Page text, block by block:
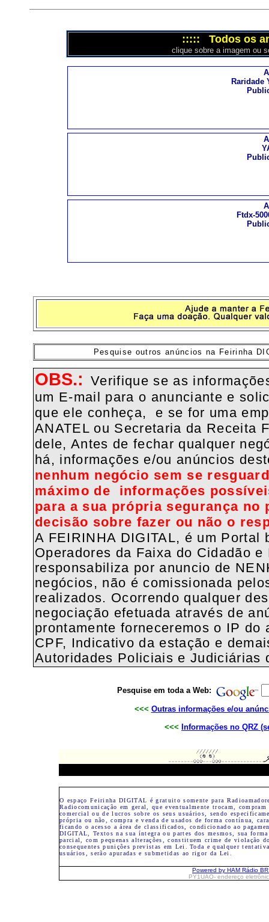
::::: Todos os
clique sobre a imagem ou
Raridade
Ftdx-
Pesquise outros anúncios na Feirinha
OBS.: Verifique se as
um E-mail para o anunciante e
que ele conheça, e se for uma
ANATEL ou Secretaria da Receita
dele, Antes de fechar qualquer
há, informações e/ou anúncios
nenhum negócio sem se
máximo de informações
para a sua própria segurança no
decisão sobre fazer ou não o
A FEIRINHA DIGITAL, é um
Operadores da Faixa do Cidadão
responsabiliza por anuncio de
negócios, não é comissionada
realizados. Ocorrendo qualquer
negociação efetuada através de
prontamente forneceremos o IP
CPF, Indicativo da estação e
Autoridades Policiais e Judiciárias
Pesquise em toda a Web:
<<< Outras informações e/ou
<<< Informações no QRZ
O espaço Feirinha DIGITAL é gratuito somente para
Radiocomunicação em geral, que eventualmente trocam,
comercial ou de lucros sobre os seus usuários, sendo
própria ou não, compra e venda de usados de forma contínua,
ficando o acesso a área de classificados, condicionado ao
DIGITAL, Textos na sua íntegra ou partes dos mesmos, sua
parcial, com pequenas alterações, constituem crime de violação
consequentes punições previstas em Lei.
Toda e qualquer
usuários, serão apuradas e submetidas ao rigor da Lei.
Powered by HAM Rádio
PY1UAO- endereço